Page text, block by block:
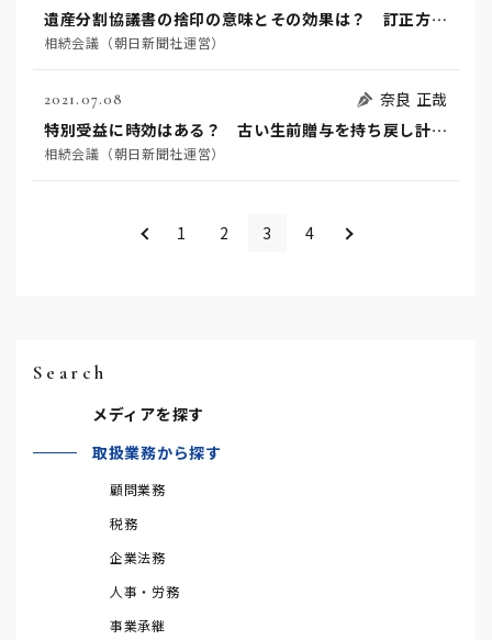
遺産分割協議書の捨印の意味とその効果は？ 訂正方法も合わせて解説
相続会議（朝日新聞社運営）
2021.07.08
奈良 正哉
特別受益に時効はある？ 古い生前贈与を持ち戻し計算したいときの注意点
相続会議（朝日新聞社運営）
1 2 3 4
Search
メディアを探す
取扱業務から探す
顧問業務
税務
企業法務
人事・労務
事業承継